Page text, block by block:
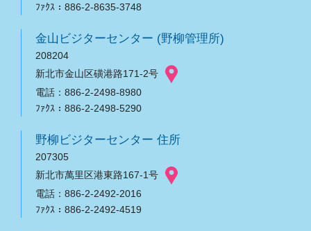
ﾌｧｸｽ：886-2-8635-3748
金山ビジターセンター (野柳管理所)
208204
新北市金山区磺港路171-2号
電話：886-2-2498-8980
ﾌｧｸｽ：886-2-2498-5290
野柳ビジターセンター 住所
207305
新北市萬里区港東路167-1号
電話：886-2-2492-2016
ﾌｧｸｽ：886-2-2492-4519